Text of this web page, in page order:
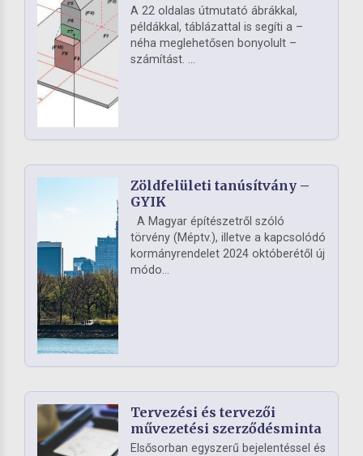
A 22 oldalas útmutató ábrákkal,
példákkal, táblázattal is segíti a –
néha meglehetősen bonyolult –
számítást. ...
Zöldfelületi tanúsítvány –
GYIK
A Magyar építészetről szóló
törvény (Méptv.), illetve a kapcsolódó
kormányrendelet 2024 októberétől új
módo...
Tervezési és tervezői
művezetési szerződésminta
Elsősorban egyszerű bejelentéssel és